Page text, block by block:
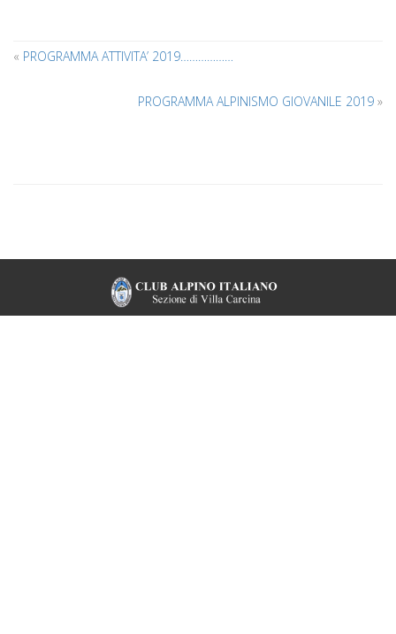
« PROGRAMMA ATTIVITA’ 2019………………
PROGRAMMA ALPINISMO GIOVANILE 2019 »